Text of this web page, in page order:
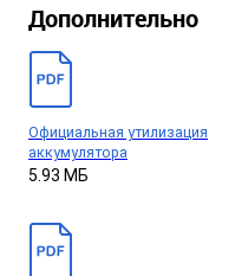
Дополнительно
Официальная утилизация
аккумулятора
5.93 МБ